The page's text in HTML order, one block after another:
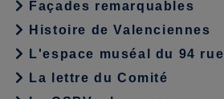
Façades remarquables
Histoire de Valenciennes
L'espace muséal du 94
La lettre du Comité